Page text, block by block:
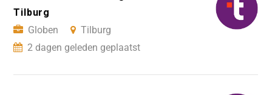
Tilburg
Globen
Tilburg
2 dagen geleden geplaatst